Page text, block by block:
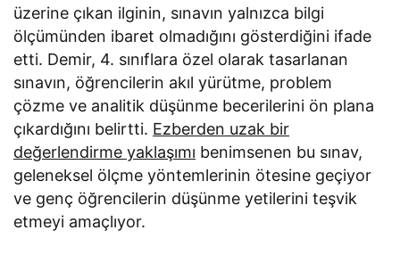
üzerine çıkan ilginin, sınavın yalnızca bilgi
ölçümünden ibaret olmadığını gösterdiğini ifade
etti. Demir, 4. sınıflara özel olarak tasarlanan
sınavın, öğrencilerin akıl yürütme, problem
çözme ve analitik düşünme becerilerini ön plana
çıkardığını belirtti. Ezberden uzak bir
değerlendirme yaklaşımı benimsenen bu sınav,
geleneksel ölçme yöntemlerinin ötesine geçiyor
ve genç öğrencilerin düşünme yetilerini teşvik
etmeyi amaçlıyor.